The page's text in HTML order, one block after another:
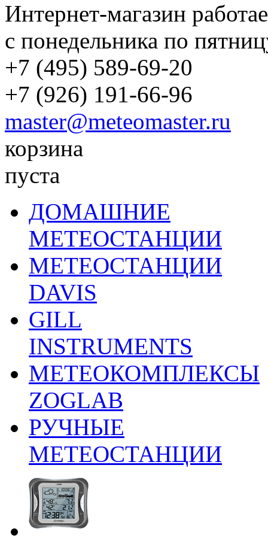
Интернет-магазин
с понедельника по
+7 (495) 589-69-20
+7 (926) 191-66-96
master@meteomaster.ru
корзина
пуста
ДОМАШНИЕ
МЕТЕОСТАНЦИИ
МЕТЕОСТАНЦИИ
DAVIS
GILL
INSTRUMENTS
МЕТЕОКОМПЛЕКСЫ
ZOGLAB
РУЧНЫЕ
МЕТЕОСТАНЦИИ